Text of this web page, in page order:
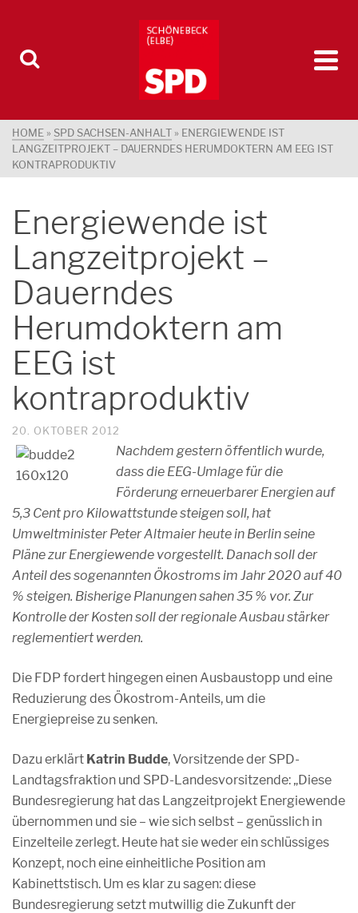
HOME » SPD SACHSEN-ANHALT » ENERGIEWENDE IST
LANGZEITPROJEKT – DAUERNDES HERUMDOKTERN AM EEG IST
KONTRAPRODUKTIV
Energiewende ist
Langzeitprojekt –
Dauerndes
Herumdoktern am
EEG ist
kontraproduktiv
20. OKTOBER 2012
Nachdem gestern öffentlich wurde,
dass die EEG-Umlage für die
Förderung erneuerbarer Energien auf
5,3 Cent pro Kilowattstunde steigen soll, hat
Umweltminister Peter Altmaier heute in Berlin seine
Pläne zur Energiewende vorgestellt. Danach soll der
Anteil des sogenannten Ökostroms im Jahr 2020 auf 40
% steigen. Bisherige Planungen sahen 35 % vor. Zur
Kontrolle der Kosten soll der regionale Ausbau stärker
reglementiert werden.
Die FDP fordert hingegen einen Ausbaustopp und eine
Reduzierung des Ökostrom-Anteils, um die
Energiepreise zu senken.
Dazu erklärt Katrin Budde, Vorsitzende der SPD-
Landtagsfraktion und SPD-Landesvorsitzende: „Diese
Bundesregierung hat das Langzeitprojekt Energiewende
übernommen und sie – wie sich selbst – genüsslich in
Einzelteile zerlegt. Heute hat sie weder ein schlüssiges
Konzept, noch eine einheitliche Position am
Kabinettstisch. Um es klar zu sagen: diese
Bundesregierung setzt mutwillig die Zukunft der